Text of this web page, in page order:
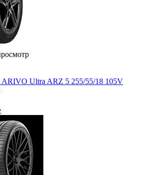
Ultra ARZ 5 255/55/18 105V